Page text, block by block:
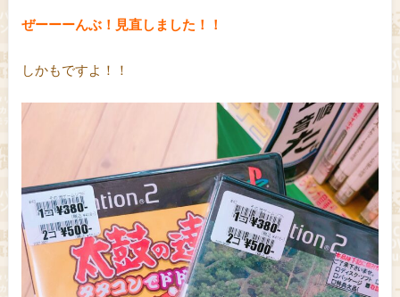
ぜーーーんぶ！見直しました！！
しかもですよ！！